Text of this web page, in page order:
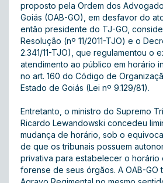
proposto pela Ordem dos
Goiás (OAB-GO), em desfavor do
então presidente do TJ-GO,
Resolução (nº 11/2011-TJO) e o
2.341/11-TJO), que regulamentou o
atendimento ao público em horário
no art. 160 do Código de
Estado de Goiás (Lei nº 9.129/81).
Entretanto, o ministro do Supremo
Ricardo Lewandowski concedeu
mudança de horário, sob o
de que os tribunais possuem
privativa para estabelecer o
forense de seus órgãos. A OAB-GO